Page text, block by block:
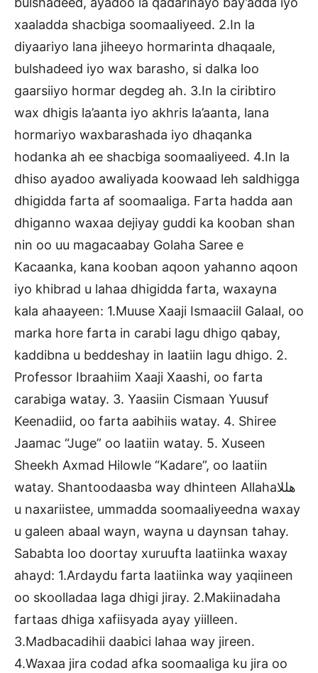
xaaladda shacbiga soomaaliyeed. 2.In la
diyaariyo lana jiheeyo hormarinta dhaqaale,
bulshadeed iyo wax barasho, si dalka loo
gaarsiiyo hormar degdeg ah. 3.In la ciribtiro
wax dhigis la’aanta iyo akhris la’aanta, lana
hormariyo waxbarashada iyo dhaqanka
hodanka ah ee shacbiga soomaaliyeed. 4.In la
dhiso ayadoo awaliyada koowaad leh saldhigga
dhigidda farta af soomaaliga. Farta hadda aan
dhiganno waxaa dejiyay guddi ka kooban shan
nin oo uu magacaabay Golaha Saree e
Kacaanka, kana kooban aqoon yahanno aqoon
iyo khibrad u lahaa dhigidda farta, waxayna
kala ahaayeen: 1.Muuse Xaaji Ismaaciil Galaal, oo
marka hore farta in carabi lagu dhigo qabay,
kaddibna u beddeshay in laatiin lagu dhigo. 2.
Professor Ibraahiim Xaaji Xaashi, oo farta
carabiga watay. 3. Yaasiin Cismaan Yuusuf
Keenadiid, oo farta aabihiis watay. 4. Shiree
Jaamac “Juge” oo laatiin watay. 5. Xuseen
Sheekh Axmad Hilowle “Kadare”, oo laatiin
watay. Shantoodaasba way dhinteen Allahaهللا
u naxariistee, ummadda soomaaliyeedna waxay
u galeen abaal wayn, wayna u daynsan tahay.
Sababta loo doortay xuruufta laatiinka waxay
ahayd: 1.Ardaydu farta laatiinka way yaqiineen
oo skoolladaa laga dhigi jiray. 2.Makiinadaha
fartaas dhiga xafiisyada ayay yiilleen.
3.Madbacadihii daabici lahaa way jireen.
4.Waxaa jira codad afka soomaaliga ku jira oo